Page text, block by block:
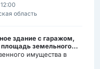
область
здание c гаражом,
земельного
- г.Кокшетау
имущества в